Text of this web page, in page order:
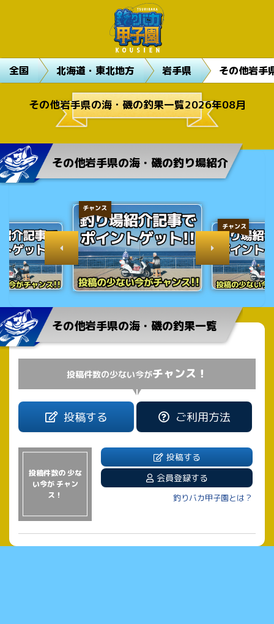
全国 北海道・東北地方 岩手県 その他岩手
その他岩手県の海・磯の釣果一覧2026年08月
その他岩手県の海・磯の釣り場紹介
チャンス
チャンス
その他岩手県の海・磯の釣果一覧
投稿件数の少ない今がチャンス！
投稿する ご利用方法
投稿件数の 少な
い今が チャン
ス！
投稿する
会員登録する
釣りバカ甲子園とは？